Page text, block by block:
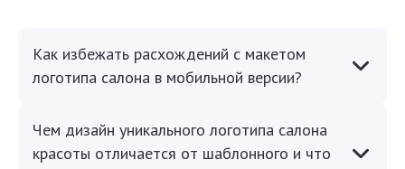
Как избежать расхождений с макетом
логотипа салона в мобильной версии?
Чем дизайн уникального логотипа салона
красоты отличается от шаблонного и что